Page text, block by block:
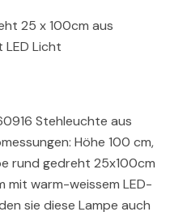
25 x 100cm aus
LED Licht
Stehleuchte aus
Höhe 100 cm,
rund gedreht 25x100cm
mit warm-weissem LED-
sie diese Lampe auch